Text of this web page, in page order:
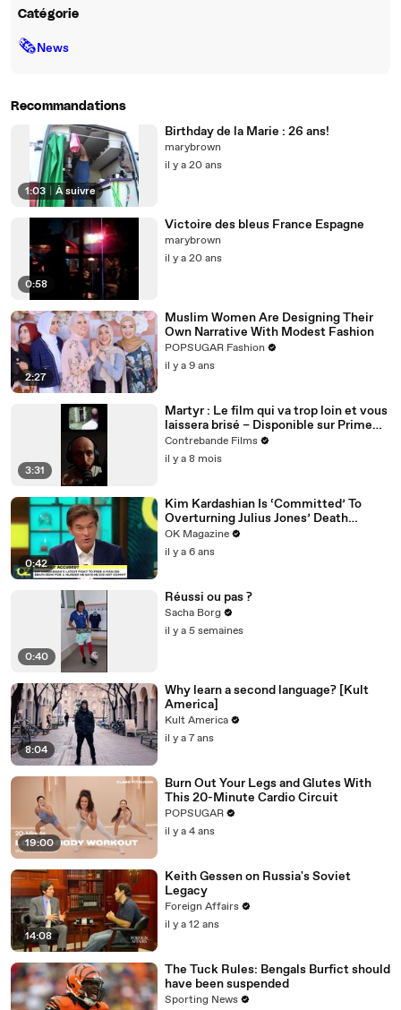
Catégorie
🗞News
Recommandations
1:03 À suivre
Birthday de la Marie : 26 ans!
marybrown
il y a 20 ans
0:58
Victoire des bleus France Espagne
marybrown
il y a 20 ans
2:27
Muslim Women Are Designing Their
Own Narrative With Modest Fashion
POPSUGAR Fashion
il y a 9 ans
3:31
Martyr : Le film qui va trop loin et vous
laissera brisé – Disponible sur Prime
Video
Contrebande Films
il y a 8 mois
0:42
Kim Kardashian Is ‘Committed’ To
Overturning Julius Jones’ Death
Sentence: Watch
OK Magazine
il y a 6 ans
0:40
Réussi ou pas ?
Sacha Borg
il y a 5 semaines
8:04
Why learn a second language? [Kult
America]
Kult America
il y a 7 ans
19:00
Burn Out Your Legs and Glutes With
This 20-Minute Cardio Circuit
POPSUGAR
il y a 4 ans
14:08
Keith Gessen on Russia's Soviet
Legacy
Foreign Affairs
il y a 12 ans
The Tuck Rules: Bengals Burfict should
have been suspended
Sporting News